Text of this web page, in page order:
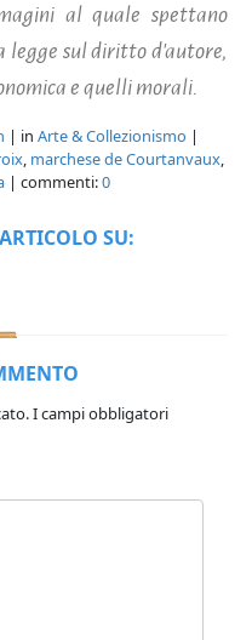
al quale spettano
sul diritto d'autore,
e quelli morali.
| in Arte & Collezionismo |
, marchese de Courtanvaux,
| commenti:0
SU:
I campi obbligatori